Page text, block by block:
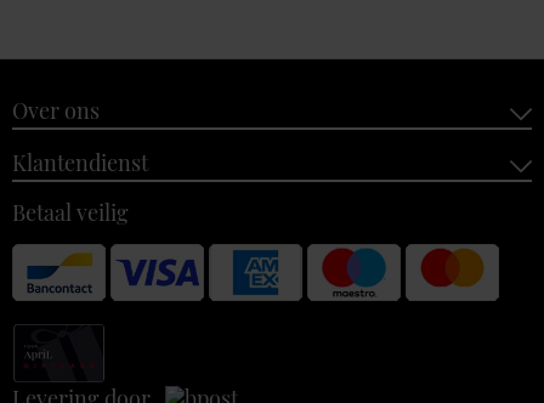
Over ons
Klantendienst
Betaal veilig